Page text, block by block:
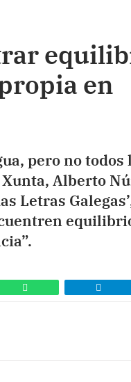
en
pero no
Alberto
Letras